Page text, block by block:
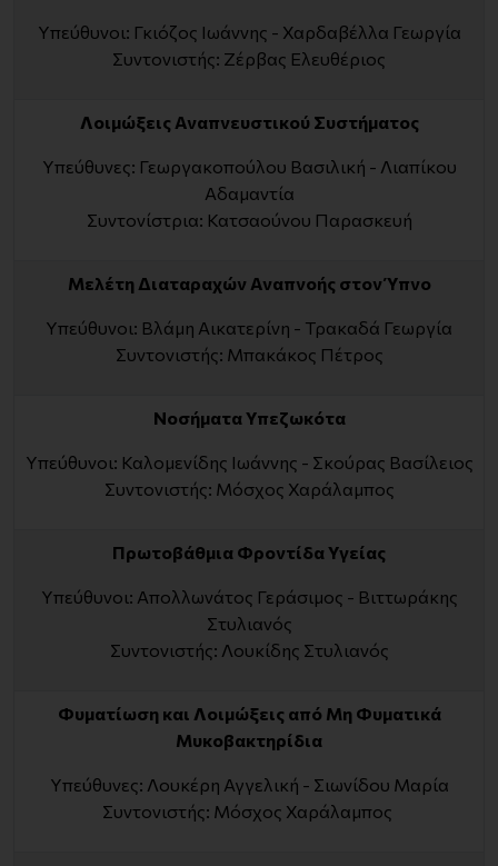
Υπεύθυνοι: Γκιόζος Ιωάννης - Χαρδαβέλλα Γεωργία
Συντονιστής: Ζέρβας Ελευθέριος
Λοιμώξεις Αναπνευστικού Συστήματος
Υπεύθυνες: Γεωργακοπούλου Βασιλική - Λιαπίκου
Αδαμαντία
Συντονίστρια: Κατσαούνου Παρασκευή
Μελέτη Διαταραχών Αναπνοής στον Ύπνο
Υπεύθυνοι: Βλάμη Αικατερίνη - Τρακαδά Γεωργία
Συντονιστής: Μπακάκος Πέτρος
Νοσήματα Υπεζωκότα
Υπεύθυνοι: Καλομενίδης Ιωάννης - Σκούρας Βασίλειος
Συντονιστής: Μόσχος Χαράλαμπος
Πρωτοβάθμια Φροντίδα Υγείας
Υπεύθυνοι: Απολλωνάτος Γεράσιμος - Βιττωράκης
Στυλιανός
Συντονιστής: Λουκίδης Στυλιανός
Φυματίωση και Λοιμώξεις από Μη Φυματικά
Μυκοβακτηρίδια
Υπεύθυνες: Λουκέρη Αγγελική - Σιωνίδου Μαρία
Συντονιστής: Μόσχος Χαράλαμπος